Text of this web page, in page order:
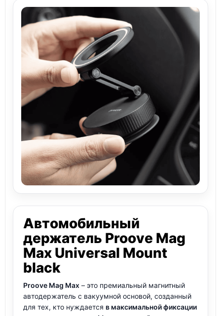
Автомобильный
держатель Proove Mag
Max Universal Mount
black
Proove Mag Max – это премиальный магнитный
автодержатель с вакуумной основой, созданный
для тех, кто нуждается в максимальной фиксации